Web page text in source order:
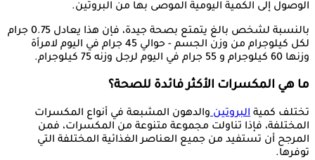
الوصول إلى الكمية اليومية الموصى بها من البروتين.
بالنسبة لشخص بالغ يتمتع بصحة جيدة، فإن هذا يعادل 0.75 جرام
لكل كيلوجرام من وزن الجسم - حوالي 45 جرام في اليوم لامرأة
وزنها 60 كيلوجرام و 55 جرام في اليوم لرجل وزنه 75 كيلوجرام.
ما هي المكسرات الأكثر فائدة للصحة؟
تختلف كمية البروتينوالدهون المشبعة في أنواع المكسرات
المختلفة، فإذا تناولت مجموعة متنوعة من المكسرات، فمن
المرجح أن تستفيد من جميع العناصر الغذائية المختلفة التي
توفرها.